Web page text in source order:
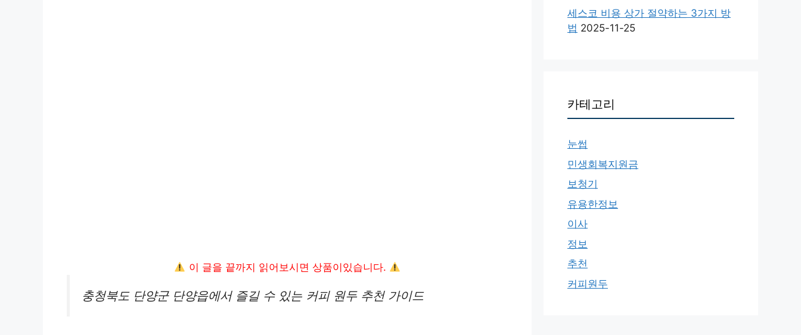
이 글을 끝까지 읽어보시면 상품이있습니다.
충청북도 단양군 단양읍에서 즐길 수 있는 커피 원두 추천 가이드
세스코 비용 상가 절약하는 3가지 방
법 2025-11-25
카테고리
눈썹
민생회복지원금
보청기
유용한정보
이사
정보
추천
커피원두